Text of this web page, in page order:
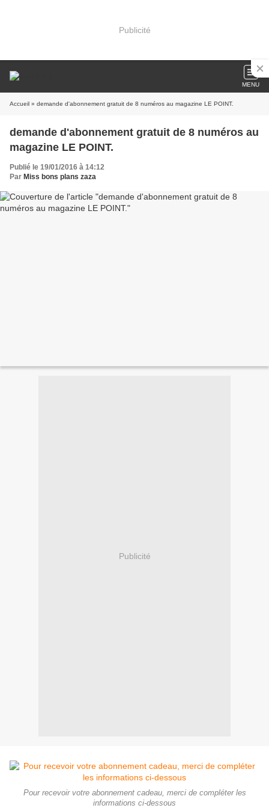
Publicité
MENU
Accueil » demande d'abonnement gratuit de 8 numéros au magazine LE POINT.
demande d'abonnement gratuit de 8 numéros au
magazine LE POINT.
Publié le 19/01/2016 à 14:12
Par Miss bons plans zaza
Publicité
Pour recevoir votre abonnement cadeau, merci de compléter les
informations ci-dessous